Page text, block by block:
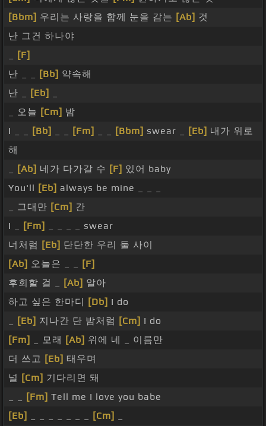
[Bbm] 우리는 사랑을 함께 눈을 감는 [Ab] 것
난 그건 하나야
[F]
난 _ _
[Bb] 약속해
난 _
[Eb]
_ 오늘 [Cm] 밤
I _ _
[Bb] [Fm] [Bbm] swear _ [Eb] 내가 위로
해
[Ab] 네가 다가갈 수 [F] 있어 baby
You'll [Eb] always be mine _ _ _
_ 그대만 [Cm] 간
I _
[Fm]
_ _ _ _ swear
너처럼 [Eb] 단단한 우리 둘 사이
[Ab] 오늘은 _ _
[F]
후회할 걸 _
[Ab] 알아
하고 싶은 한마디
[Db] I do
[Eb] 지나간 단 밤처럼 [Cm] I do
[Fm]
_ 모래 [Ab] 위에 네 _ 이름만
더 쓰고 [Eb] 태우며
널 [Cm] 기다리면 돼
[Fm] Tell me I love you babe
[Eb]
[Cm]